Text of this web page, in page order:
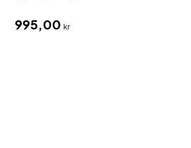
995,00 kr